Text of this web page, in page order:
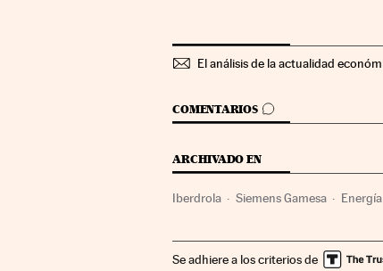
El análisis de la actualidad
COMENTARIOS
IR A LOS COMENTARIOS
ARCHIVADO EN
Iberdrola Siemens Gamesa
Se adhiere a los criterios de